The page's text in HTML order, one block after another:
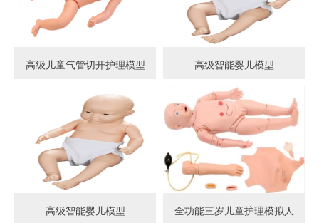
高级儿童气管切开护理模型 高级智能婴儿模型
高级智能婴儿模型 全功能三岁儿童护理模拟人